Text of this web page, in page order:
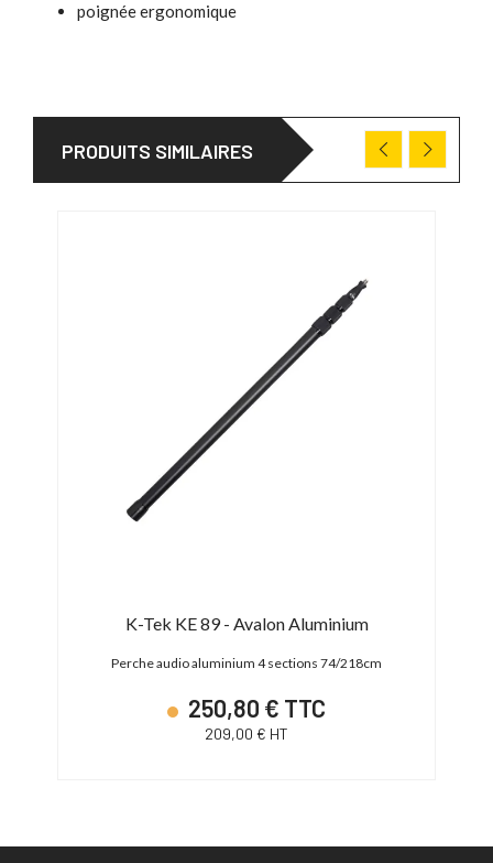
poignée ergonomique
PRODUITS SIMILAIRES
K-Tek KE 89 - Avalon Aluminium
Perche audio aluminium 4 sections 74/218cm
250,80 € TTC
209,00 € HT